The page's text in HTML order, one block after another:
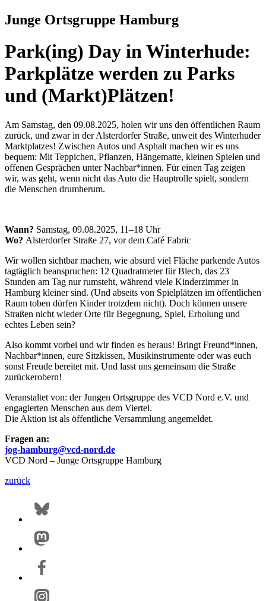
Junge Ortsgruppe Hamburg
Park(ing) Day in Winterhude:
Parkplätze werden zu Parks
und (Markt)Plätzen!
Am Samstag, den 09.08.2025, holen wir uns den öffentlichen Raum
zurück, und zwar in der Alsterdorfer Straße, unweit des Winterhuder
Marktplatzes! Zwischen Autos und Asphalt machen wir es uns
bequem: Mit Teppichen, Pflanzen, Hängematte, kleinen Spielen und
offenen Gesprächen unter Nachbar*innen. Für einen Tag zeigen
wir, was geht, wenn nicht das Auto die Hauptrolle spielt, sondern
die Menschen drumherum.
Wann? Samstag, 09.08.2025, 11–18 Uhr
Wo? Alsterdorfer Straße 27, vor dem Café Fabric
Wir wollen sichtbar machen, wie absurd viel Fläche parkende Autos
tagtäglich beanspruchen: 12 Quadratmeter für Blech, das 23
Stunden am Tag nur rumsteht, während viele Kinderzimmer in
Hamburg kleiner sind. (Und abseits von Spielplätzen im öffentlichen
Raum toben dürfen Kinder trotzdem nicht). Doch können unsere
Straßen nicht wieder Orte für Begegnung, Spiel, Erholung und
echtes Leben sein?
Also kommt vorbei und wir finden es heraus! Bringt Freund*innen,
Nachbar*innen, eure Sitzkissen, Musikinstrumente oder was euch
sonst Freude bereitet mit. Und lasst uns gemeinsam die Straße
zurückerobern!
Veranstaltet von: der Jungen Ortsgruppe des VCD Nord e.V. und
engagierten Menschen aus dem Viertel.
Die Aktion ist als öffentliche Versammlung angemeldet.
Fragen an:
jog-hamburg@vcd-nord.de
VCD Nord – Junge Ortsgruppe Hamburg
zurück